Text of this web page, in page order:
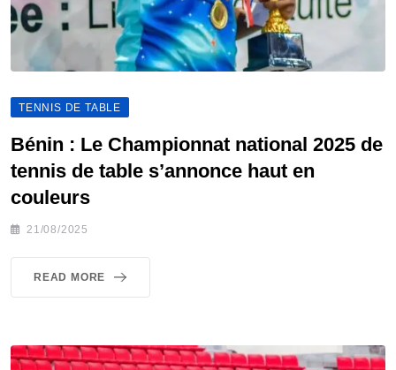
TENNIS DE TABLE
Bénin : Le Championnat national 2025 de
tennis de table s’annonce haut en
couleurs
21/08/2025
READ MORE